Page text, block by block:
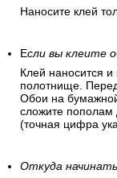
Наносите клей
Если вы клеите
Клей наносится
полотнище.
Обои на
сложите пополам
(точная цифра
Откуда